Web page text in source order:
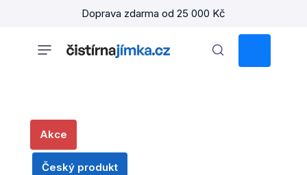
Doprava zdarma od 25 000 Kč
KOŠÍK
Akce
Český produkt